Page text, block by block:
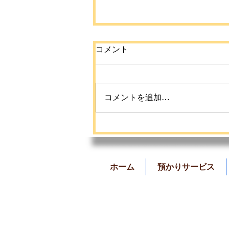
夏休み教育活動】のご案内
📣
コメント
コメントを追加…
ホーム 預かりサービス